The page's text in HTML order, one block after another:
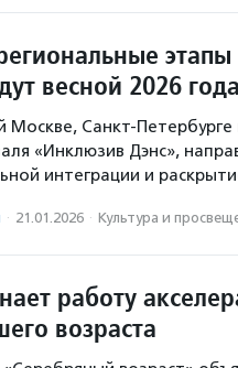
весной 2026 года
Москве, Санкт-
«Инклюзив Дэнс»,
интеграции и
· 21.01.2026 · Культура и
работу
возраста